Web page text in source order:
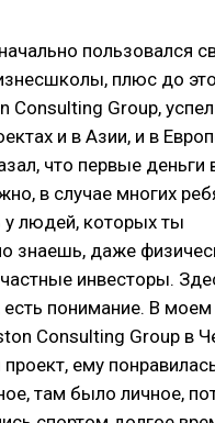
пользовался
плюс до
Consulting Group,
и в Азии, и в
что первые деньги
в случае многих
людей, которых ты
знаешь, даже
инвесторы.
понимание. В моем
Consulting Group в
ему
там было личное,